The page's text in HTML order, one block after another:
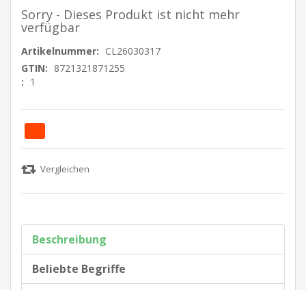
Sorry - Dieses Produkt ist nicht mehr
verfügbar
Artikelnummer: CL26030317
GTIN: 8721321871255
: 1
Beschreibung
Beliebte Begriffe